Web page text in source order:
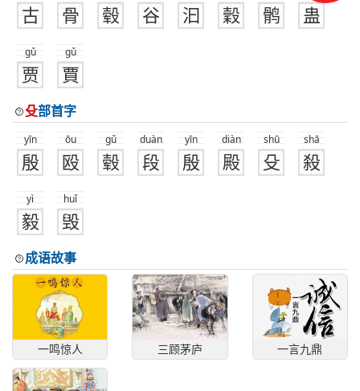
古 骨 毂 谷 汩 穀 鹘 蛊
gǔ
贾
gǔ
賈
殳部首字
yīn
殷
ōu
殴
gǔ
毂
duàn
段
yīn
殷
diàn
殿
shū
殳
shā
殺
yì
毅
huǐ
毁
成语故事
一鸣惊人 三顾茅庐 一言九鼎